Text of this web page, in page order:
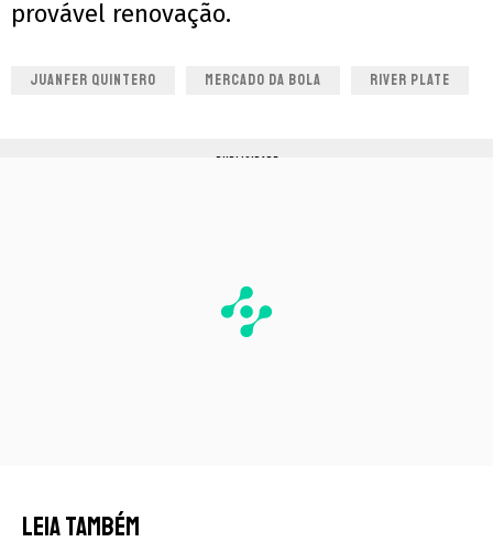
provável renovação.
JUANFER QUINTERO MERCADO DA BOLA RIVER PLATE
PUBLICIDADE
LEIA TAMBÉM